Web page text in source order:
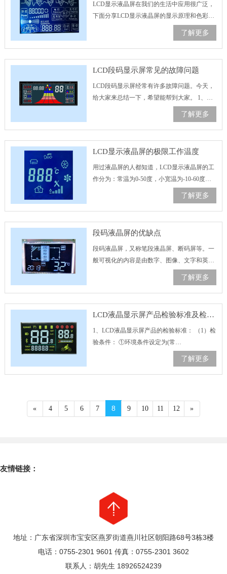
LCD显示液晶屏在我们的生活中应用很广泛，
下面分享LCD显示液晶屏的显示原理和色彩的
玻璃基板上，贴在上基板的叫探测光子，贴在
下基板的叫偏振光子，……
了解更多
LCD段码显示屏常见的故障问题
LCD段码显示屏经常有许多故障问题。今天，
给大家来总结一下，希望能帮到大家。 1、显
痕：一……
了解更多
LCD显示液晶屏的极限工作温度
用过液晶屏的人都知道，LCD显示液晶屏的工
作分为：常温为0-50度，小宽温为-10-60度，
宽温为-20-70度，超宽温为-30-80度。那么，
LCD显示液晶屏在极限温度下还能正常工作
了解更多
段码液晶屏的优缺点
段码液晶屏，又称笔段液晶屏、断码屏等。一
般可视化的内容是由数字、图像、文字和英文
可以形成动态或静态的图像内容。今天我们就
来看看段码液晶屏的优缺点。 ……
了解更多
LCD液晶显示屏产品检验标准及检验方法
1、LCD液晶显示屏产品的检验标准： （1）检
验条件： ①环境条件设定为(常
检查照明工具为20W荧光灯，在工作台面(产
品)上……
了解更多
« 4 5 6 7 8 9 10 11 12 »
友情链接：
地址：广东省深圳市宝安区燕罗街道燕川社区朝阳路68号3栋3楼
电话：0755-2301 9601 传真：0755-2301 3602
联系人：胡先生 18926524239